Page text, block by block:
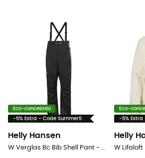
Eco-concebido
-5% Extra - Code Summer5
Helly Hansen
W Verglas Bc Bib Shell Pant - Macacão ski mulher
Eco-
-5% Extra
Helly